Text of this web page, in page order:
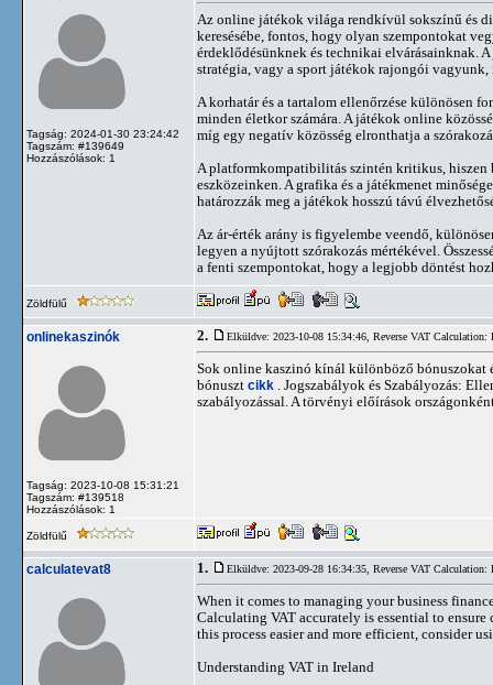
Tagság: 2024-01-30 23:24:42
Tagszám: #139649
Hozzászólások: 1
Az online játékok világa rendkívül sokszínű és
keresésébe, fontos, hogy olyan szempontokat
érdeklődésünknek és technikai elvárásainknak.
stratégia, vagy a sport játékok rajongói
A korhatár és a tartalom ellenőrzése különösen
minden életkor számára. A játékok online
míg egy negatív közösség elronthatja a
A platformkompatibilitás szintén kritikus,
eszközeinken. A grafika és a játékmenet
határozzák meg a játékok hosszú távú
Az ár-érték arány is figyelembe veendő,
legyen a nyújtott szórakozás mértékével.
a fenti szempontokat, hogy a legjobb döntést
Zöldfülű
onlinekaszinók
Tagság: 2023-10-08 15:31:21
Tagszám: #139518
Hozzászólások: 1
2. Elküldve: 2023-10-08 15:34:46, Reverse VAT
Sok online kaszinó kínál különböző bónuszokat
bónuszt cikk . Jogszabályok és Szabályozás:
szabályozással. A törvényi előírások
Zöldfülű
calculatevat8 1. Elküldve: 2023-09-28 16:34:35, Reverse VAT
When it comes to managing your business
Calculating VAT accurately is essential to
this process easier and more efficient, consider
Understanding VAT in Ireland